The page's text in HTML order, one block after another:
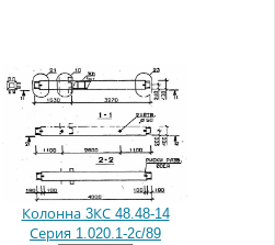
Колонна 3КС 48.48-14
Серия 1.020.1-2с/89